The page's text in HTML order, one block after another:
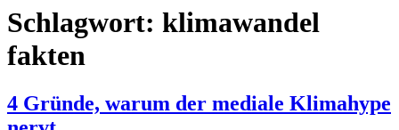
Schlagwort: klimawandel
fakten
4 Gründe, warum der mediale Klimahype